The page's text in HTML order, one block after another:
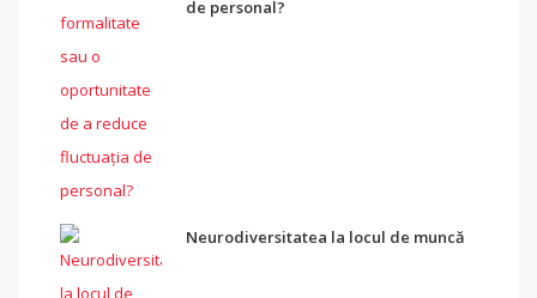
de personal?
Neurodiversitatea la locul de muncă